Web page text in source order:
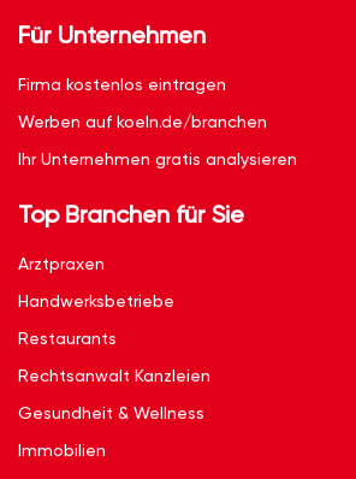
Für Unternehmen
Firma kostenlos eintragen
Werben auf koeln.de/branchen
Ihr Unternehmen gratis analysieren
Top Branchen für Sie
Arztpraxen
Handwerksbetriebe
Restaurants
Rechtsanwalt Kanzleien
Gesundheit & Wellness
Immobilien